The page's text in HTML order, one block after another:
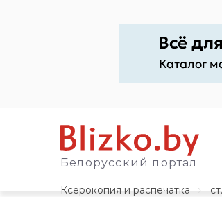
Белорусский портал
Ксерокопия и распечатка